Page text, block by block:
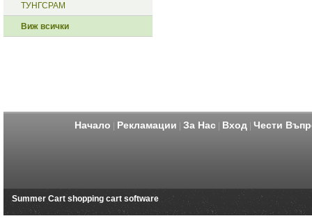
ТУНГСРАМ
Виж всички
Начало Рекламации За Нас| Вход| Чести
Summer Cart shopping cart software